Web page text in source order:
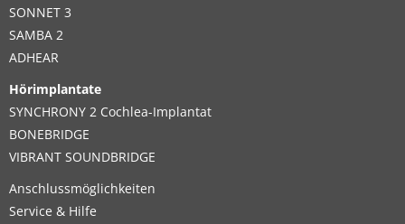
SONNET 3
SAMBA 2
ADHEAR
Hörimplantate
SYNCHRONY 2 Cochlea-Implantat
BONEBRIDGE
VIBRANT SOUNDBRIDGE
Anschlussmöglichkeiten
Service & Hilfe